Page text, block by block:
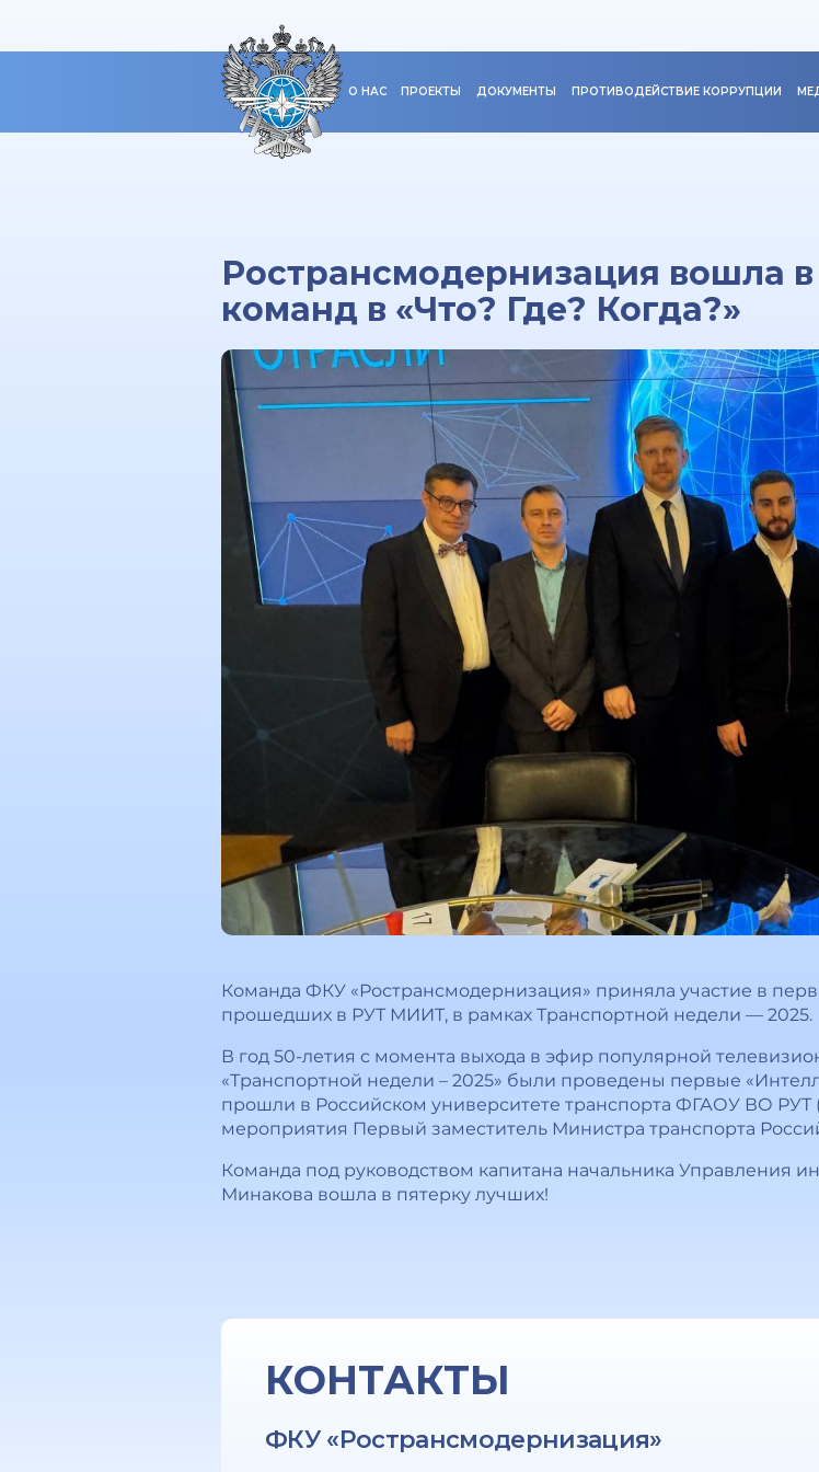
О НАС ПРОЕКТЫ ДОКУМЕНТЫ ПРОТИВОДЕЙСТВИЕ КОРРУПЦИИ
Ространсмодернизация вошла
команд в «Что? Где? Когда?»
Команда ФКУ «Ространсмодернизация» приняла участие в
прошедших в РУТ МИИТ, в рамках Транспортной недели — 2025.
В год 50-летия с момента выхода в эфир популярной
«Транспортной недели – 2025» были проведены первые
прошли в Российском университете транспорта ФГАОУ ВО РУТ
мероприятия Первый заместитель Министра транспорта
Команда под руководством капитана начальника Управления
Минакова вошла в пятерку лучших!
КОНТАКТЫ
ФКУ «Ространсмодернизация»